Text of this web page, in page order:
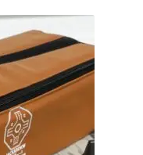
العربية
الشهرة